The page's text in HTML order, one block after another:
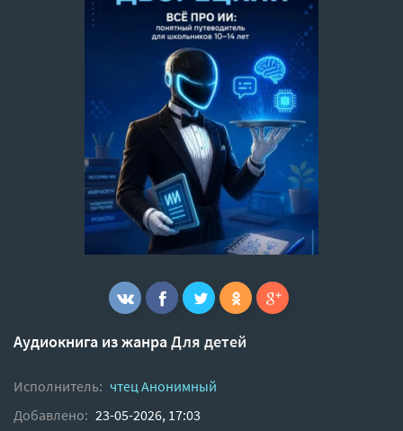
Аудиокнига из жанраДля детей
Исполнитель: чтец Анонимный
Добавлено: 23-05-2026, 17:03